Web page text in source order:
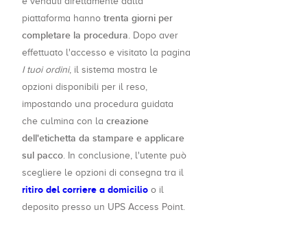
piattaforma hanno trenta giorni per
completare la procedura. Dopo aver
effettuato l'accesso e visitato la pagina
I tuoi ordini, il sistema mostra le
opzioni disponibili per il reso,
impostando una procedura guidata
che culmina con la creazione
dell'etichetta da stampare e applicare
sul pacco. In conclusione, l'utente può
scegliere le opzioni di consegna tra il
ritiro del corriere a domicilio o il
deposito presso un UPS Access Point.